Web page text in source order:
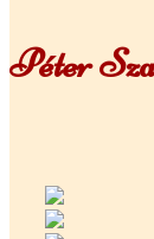
Péter